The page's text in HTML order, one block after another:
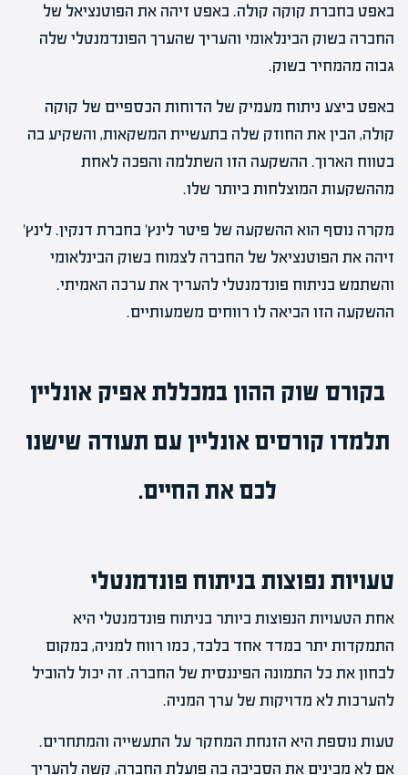
באפט בחברת קוקה קולה. באפט זיהה את הפוטנציאל של
החברה בשוק הבינלאומי והעריך שהערך הפונדמנטלי שלה
גבוה מהמחיר בשוק.
באפט ביצע ניתוח מעמיק של הדוחות הכספיים של קוקה
קולה, הבין את החוזק שלה בתעשיית המשקאות, והשקיע בה
בטווח הארוך. ההשקעה הזו השתלמה והפכה לאחת
מההשקעות המוצלחות ביותר שלו.
מקרה נוסף הוא ההשקעה של פיטר לינץ' בחברת דנקין. לינץ'
זיהה את הפוטנציאל של החברה לצמוח בשוק הבינלאומי
והשתמש בניתוח פונדמנטלי להעריך את ערכה האמיתי.
ההשקעה הזו הביאה לו רווחים משמעותיים.
בקורס שוק ההון במכללת אפיק אונליין
תלמדו קורסים אונליין עם תעודה שישנו
לכם את החיים.
טעויות נפוצות בניתוח פונדמנטלי
אחת הטעויות הנפוצות ביותר בניתוח פונדמנטלי היא
התמקדות יתר במדד אחד בלבד, כמו רווח למניה, במקום
לבחון את כל התמונה הפיננסית של החברה. זה יכול להוביל
להערכות לא מדויקות של ערך המניה.
טעות נוספת היא הזנחת המחקר על התעשייה והמתחרים.
אם לא מבינים את הסביבה בה פועלת החברה, קשה להעריך